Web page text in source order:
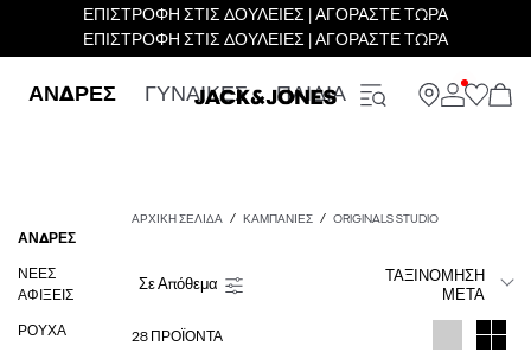
ΕΠΙΣΤΡΟΦΗ ΣΤΙΣ ΔΟΥΛΕΙΕΣ | ΑΓΟΡΑΣΤΕ ΤΩΡΑ
ΕΠΙΣΤΡΟΦΗ ΣΤΙΣ ΔΟΥΛΕΙΕΣ | ΑΓΟΡΑΣΤΕ ΤΩΡΑ
ΑΝΔΡΕΣ ΓΥΝΑΙΚΕΣ ΠΑΙΔΙΑ
ΑΝΔΡΕΣ
ΝΈΕΣ
ΑΦΊΞΕΙΣ
ΡΟΥΧΑ
ΑΡΧΙΚΉ ΣΕΛΊΔΑ ΚΑΜΠΆΝΙΕΣ ORIGINALS STUDIO
ΤΑΞΙΝΌΜΗΣΗ
ΜΕΤΆ
28 ΠΡΟΪΌΝΤΑ